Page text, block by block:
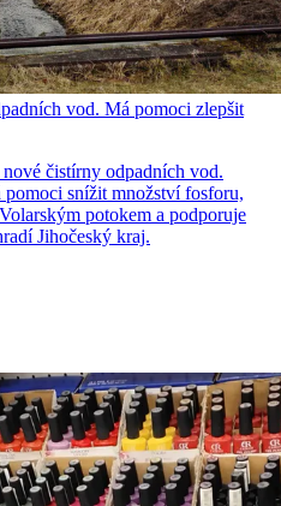
vod. Má pomoci zlepšit
čistírny odpadních vod.
snížit množství fosforu,
potokem a podporuje
Jihočeský kraj.